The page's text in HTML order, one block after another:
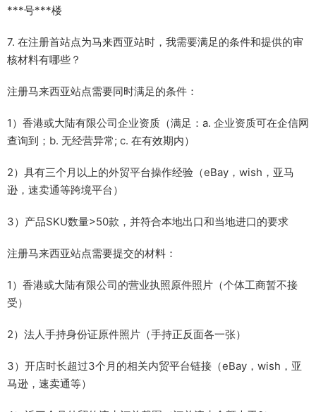
***号***楼
7. 在注册首站点为马来西亚站时，我需要满足的条件和提供的审
核材料有哪些？
注册马来西亚站点需要同时满足的条件：
1）香港或大陆有限公司企业资质（满足：a. 企业资质可在企信网
查询到；b. 无经营异常; c. 在有效期内）
2）具有三个月以上的外贸平台操作经验（eBay，wish，亚马
逊，速卖通等跨境平台）
3）产品SKU数量>50款，并符合本地出口和当地进口的要求
注册马来西亚站点需要提交的材料：
1）香港或大陆有限公司的营业执照原件照片（个体工商暂不接
受）
2）法人手持身份证原件照片（手持正反面各一张）
3）开店时长超过3个月的相关内贸平台链接（eBay，wish，亚
马逊，速卖通等）